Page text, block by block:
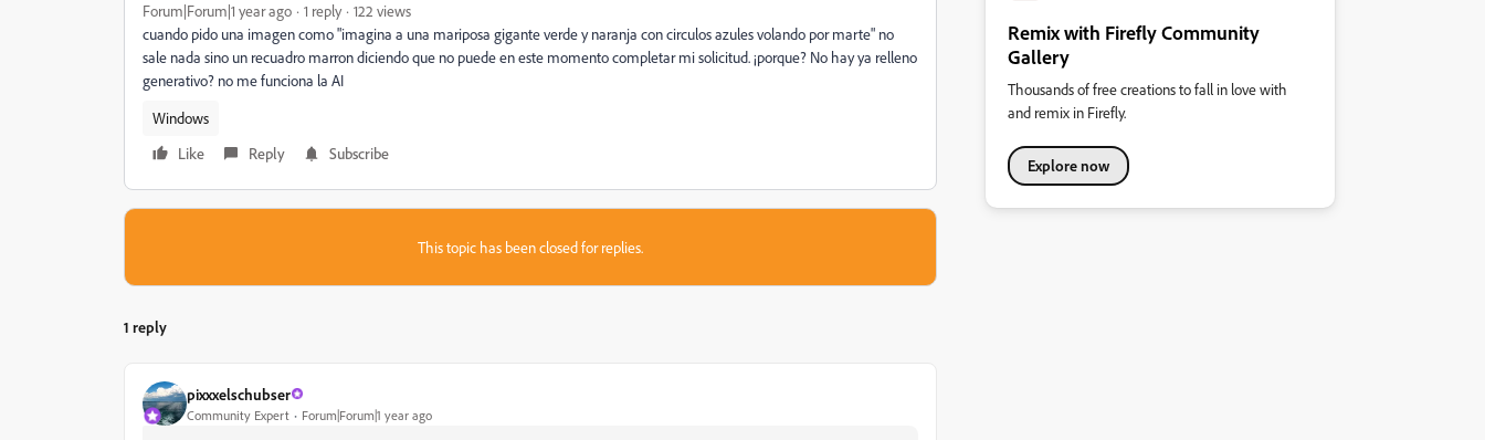
Forum|Forum|1 year ago 1 reply
122 views
cuando pido una imagen como "imagina a una mariposa gigante verde y naranja con circulos azules volando por marte" no
sale nada sino un recuadro marron diciendo que no puede en este momento completar mi solicitud. ¡porque? No hay ya relleno
generativo? no me funciona la AI
Windows
Like
Reply Subscribe
This topic has been closed for replies.
1 reply
pixxxelschubser
Community Expert Forum|Forum|1 year ago
Remix with Firefly Community
Gallery
Thousands of free creations to fall in love with
and remix in Firefly.
Explore now